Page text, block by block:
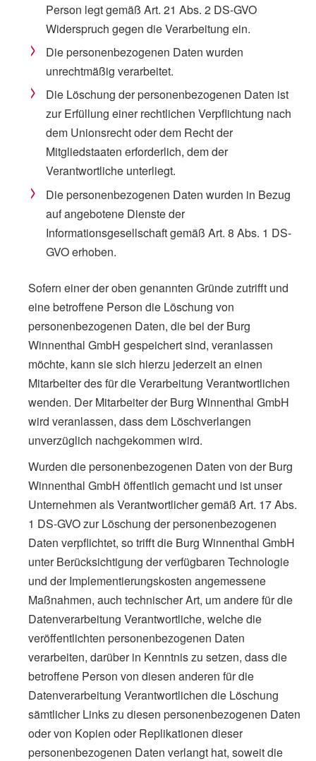
Person legt gemäß Art. 21 Abs. 2 DS-GVO
Widerspruch gegen die Verarbeitung ein.
Die personenbezogenen Daten wurden
unrechtmäßig verarbeitet.
Die Löschung der personenbezogenen Daten ist
zur Erfüllung einer rechtlichen Verpflichtung nach
dem Unionsrecht oder dem Recht der
Mitgliedstaaten erforderlich, dem der
Verantwortliche unterliegt.
Die personenbezogenen Daten wurden in Bezug
auf angebotene Dienste der
Informationsgesellschaft gemäß Art. 8 Abs. 1 DS-
GVO erhoben.
Sofern einer der oben genannten Gründe zutrifft und
eine betroffene Person die Löschung von
personenbezogenen Daten, die bei der Burg
Winnenthal GmbH gespeichert sind, veranlassen
möchte, kann sie sich hierzu jederzeit an einen
Mitarbeiter des für die Verarbeitung Verantwortlichen
wenden. Der Mitarbeiter der Burg Winnenthal GmbH
wird veranlassen, dass dem Löschverlangen
unverzüglich nachgekommen wird.
Wurden die personenbezogenen Daten von der Burg
Winnenthal GmbH öffentlich gemacht und ist unser
Unternehmen als Verantwortlicher gemäß Art. 17 Abs.
1 DS-GVO zur Löschung der personenbezogenen
Daten verpflichtet, so trifft die Burg Winnenthal GmbH
unter Berücksichtigung der verfügbaren Technologie
und der Implementierungskosten angemessene
Maßnahmen, auch technischer Art, um andere für die
Datenverarbeitung Verantwortliche, welche die
veröffentlichten personenbezogenen Daten
verarbeiten, darüber in Kenntnis zu setzen, dass die
betroffene Person von diesen anderen für die
Datenverarbeitung Verantwortlichen die Löschung
sämtlicher Links zu diesen personenbezogenen Daten
oder von Kopien oder Replikationen dieser
personenbezogenen Daten verlangt hat, soweit die